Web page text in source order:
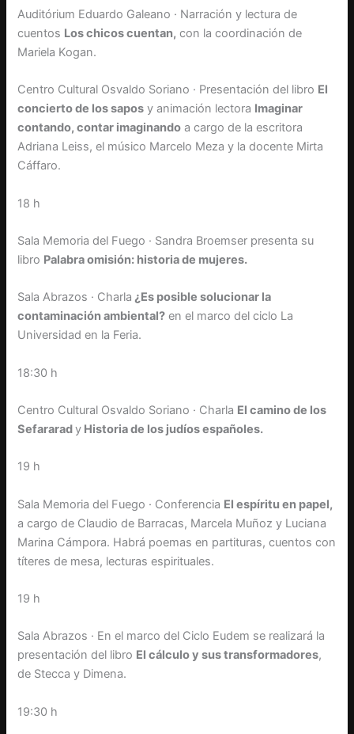
Auditórium Eduardo Galeano · Narración y lectura de
cuentos Los chicos cuentan, con la coordinación de
Mariela Kogan.
Centro Cultural Osvaldo Soriano · Presentación del libro El
concierto de los sapos y animación lectora Imaginar
contando, contar imaginando a cargo de la escritora
Adriana Leiss, el músico Marcelo Meza y la docente Mirta
Cáffaro.
18 h
Sala Memoria del Fuego · Sandra Broemser presenta su
libro Palabra omisión: historia de mujeres.
Sala Abrazos · Charla ¿Es posible solucionar la
contaminación ambiental? en el marco del ciclo La
Universidad en la Feria.
18:30 h
Centro Cultural Osvaldo Soriano · Charla El camino de los
Sefararady Historia de los judíos españoles.
19 h
Sala Memoria del Fuego · Conferencia El espíritu en papel,
a cargo de Claudio de Barracas, Marcela Muñoz y Luciana
Marina Cámpora. Habrá poemas en partituras, cuentos con
títeres de mesa, lecturas espirituales.
19 h
Sala Abrazos · En el marco del Ciclo Eudem se realizará la
presentación del libro El cálculo y sus transformadores,
de Stecca y Dimena.
19:30 h